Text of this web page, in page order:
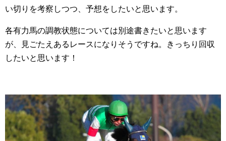
い切りを考察しつつ、予想をしたいと思います。
各有力馬の調教状態については別途書きたいと思います
が、見ごたえあるレースになりそうですね。きっちり回収
したいと思います！